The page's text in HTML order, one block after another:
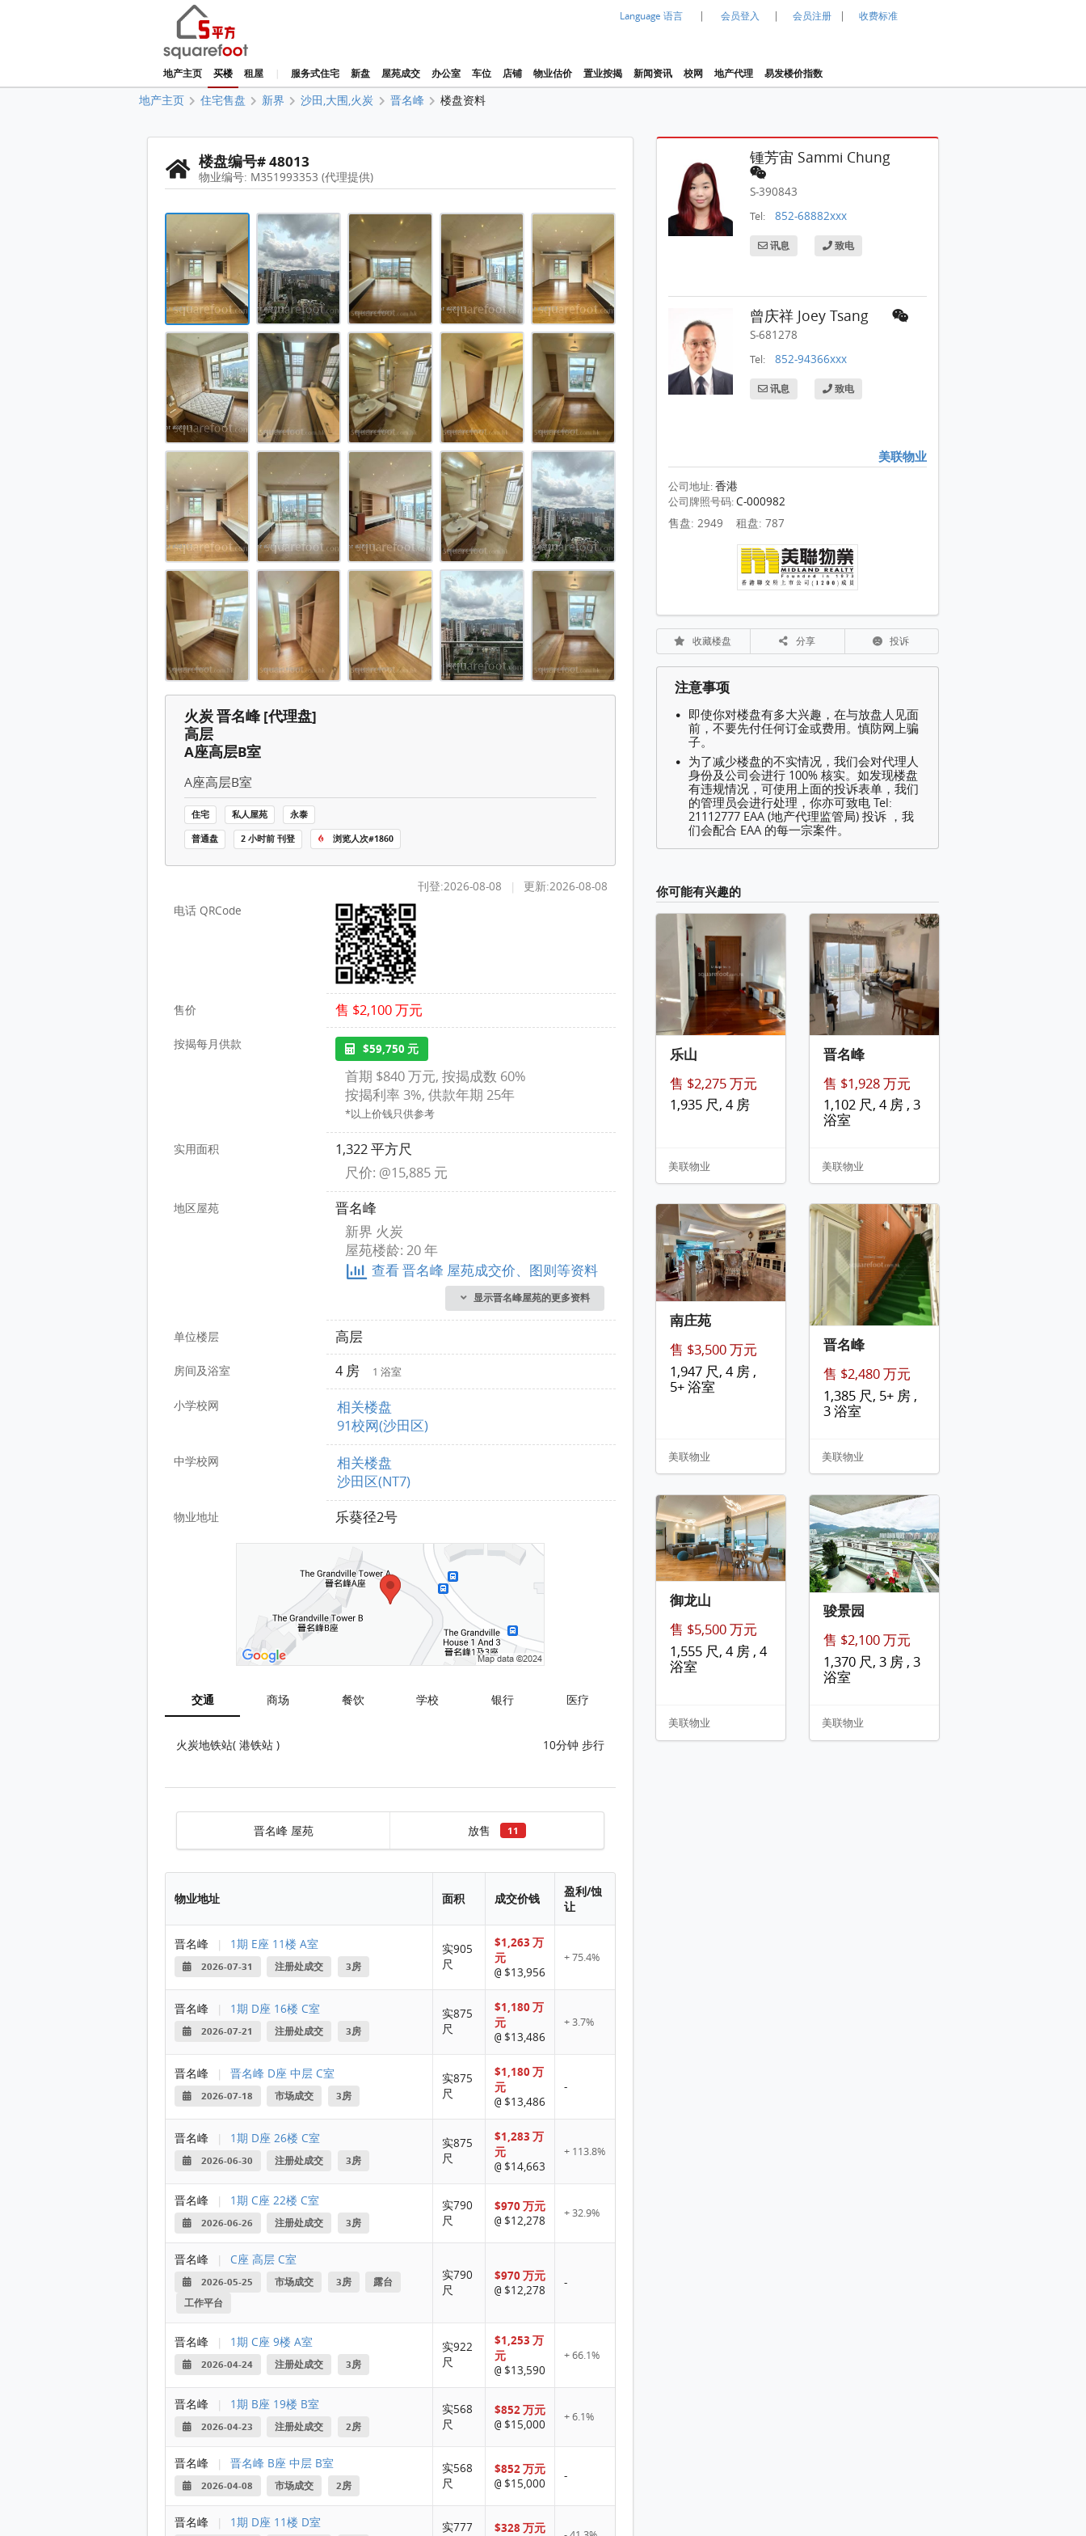
Language 语言 | 会员登入 | 会员注册 | 收费标准
地产主页 买楼 租屋 | 服务式住宅 新盘 屋苑成交 办公室 车位 店铺 物业估价 置业按揭 新闻资讯 校网 地产代理 易发楼价指数
地产主页 住宅售盘 新界 沙田,大围,火炭 晋名峰 楼盘资料
楼盘编号# 48013
物业编号: M351993353 (代理提供)
晋名峰 售盘 4 房 , 1 浴室 1,322 平方尺
晋名峰 售盘 4 房 , 1 浴室 1,322 平方尺
晋名峰 售盘 4 房 , 1 浴室 1,322 平方尺
晋名峰 售盘 4 房 , 1 浴室 1,322 平方尺
晋名峰 售盘 4 房 , 1 浴室 1,322 平方尺
晋名峰 售盘 4 房 , 1 浴室 1,322 平方尺
晋名峰 售盘 4 房 , 1 浴室 1,322 平方尺
晋名峰 售盘 4 房 , 1 浴室 1,322 平方尺
晋名峰 售盘 4 房 , 1 浴室 1,322 平方尺
晋名峰 售盘 4 房 , 1 浴室 1,322 平方尺
晋名峰 售盘 4 房 , 1 浴室 1,322 平方尺
晋名峰 售盘 4 房 , 1 浴室 1,322 平方尺
晋名峰 售盘 4 房 , 1 浴室 1,322 平方尺
晋名峰 售盘 4 房 , 1 浴室 1,322 平方尺
晋名峰 售盘 4 房 , 1 浴室 1,322 平方尺
晋名峰 售盘 4 房 , 1 浴室 1,322 平方尺
晋名峰 售盘 4 房 , 1 浴室 1,322 平方尺
晋名峰 售盘 4 房 , 1 浴室 1,322 平方尺
晋名峰 售盘 4 房 , 1 浴室 1,322 平方尺
晋名峰 售盘 4 房 , 1 浴室 1,322 平方尺
晋名峰 售盘 4 房 , 1 浴室 1,322 平方尺 晋名峰 售盘 4 房 , 1 浴室 1,322 平方尺
火炭 晋名峰 [代理盘]
高层
A座高层B室
A座高层B室
住宅 私人屋苑 永泰
普通盘 2 小时前 刊登 浏览人次#1860
刊登:2026-08-08 |
更新:2026-08-08
电话 QRCode
售价 售 $2,100 万元
按揭每月供款 $59,750 元
首期 $840 万元, 按揭成数 60%
按揭利率 3%, 供款年期 25年
*以上价钱只供参考
实用面积
1,322 平方尺
尺价: @15,885 元
地区屋苑
晋名峰
新界 火炭
屋苑楼龄: 20 年
查看 晋名峰 屋苑成交价、图则等资料
显示晋名峰屋苑的更多资料
单位楼层 高层
房间及浴室 4 房 1 浴室
小学校网
相关楼盘
91校网(沙田区)
中学校网
相关楼盘
沙田区(NT7)
物业地址 乐葵径2号
交通 商场 餐饮 学校 银行 医疗
火炭地铁站( 港铁站 ) 10分钟 步行
晋名峰 屋苑 放售 11
物业地址 面积 成交价钱
盈利/蚀
让
晋名峰 | 1期 E座 11楼 A室
2026-07-31 注册处成交 3房
实905
尺
$1,263 万
元
@ $13,956
+ 75.4%
晋名峰 | 1期 D座 16楼 C室
2026-07-21 注册处成交 3房
实875
尺
$1,180 万
元
@ $13,486
+ 3.7%
晋名峰 | 晋名峰 D座 中层 C室
2026-07-18 市场成交 3房
实875
尺
$1,180 万
元
@ $13,486
-
晋名峰 | 1期 D座 26楼 C室
2026-06-30 注册处成交 3房
实875
尺
$1,283 万
元
@ $14,663
+ 113.8%
晋名峰 | 1期 C座 22楼 C室
2026-06-26 注册处成交 3房
实790
尺
$970 万元
@ $12,278
+ 32.9%
晋名峰 | C座 高层 C室
2026-05-25 市场成交 3房
露台
工作平台
实790
尺
$970 万元
@ $12,278
-
晋名峰 | 1期 C座 9楼 A室
2026-04-24 注册处成交 3房
实922
尺
$1,253 万
元
@ $13,590
+ 66.1%
晋名峰 | 1期 B座 19楼 B室
2026-04-23 注册处成交 2房
实568
尺
$852 万元
@ $15,000
+ 6.1%
晋名峰 | 晋名峰 B座 中层 B室
2026-04-08 市场成交 2房
实568
尺
$852 万元
@ $15,000
-
晋名峰 | 1期 D座 11楼 D室
实777
$328 万元
锺芳宙 Sammi Chung
S-390843
Tel: 852-68882xxx
讯息 致电
曾庆祥 Joey Tsang
S-681278
Tel: 852-94366xxx
讯息 致电
美联物业
公司地址:香港
公司牌照号码:C-000982
售盘: 2949
租盘: 787
收藏楼盘 分享 投诉
注意事项
即使你对楼盘有多大兴趣，在与放盘人见面
前，不要先付任何订金或费用。慎防网上骗
子。
为了减少楼盘的不实情况，我们会对代理人
身份及公司会进行 100% 核实。如发现楼盘
有违规情况，可使用上面的投诉表单，我们
的管理员会进行处理，你亦可致电 Tel:
21112777 EAA (地产代理监管局) 投诉 ，我
们会配合 EAA 的每一宗案件。
你可能有兴趣的
乐山
售 $2,275 万元
1,935 尺, 4 房
美联物业
晋名峰
售 $1,928 万元
1,102 尺, 4 房 , 3
浴室
美联物业
南庄苑
售 $3,500 万元
1,947 尺, 4 房 ,
5+ 浴室
美联物业
晋名峰
售 $2,480 万元
1,385 尺, 5+ 房 ,
3 浴室
美联物业
御龙山
售 $5,500 万元
1,555 尺, 4 房 , 4
浴室
美联物业
骏景园
售 $2,100 万元
1,370 尺, 3 房 , 3
浴室
美联物业